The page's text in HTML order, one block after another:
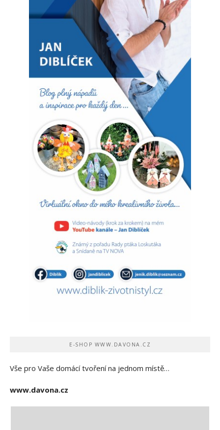
E-SHOP WWW.DAVONA.CZ
Vše pro Vaše domácí tvoření na jednom místě…
www.davona.cz